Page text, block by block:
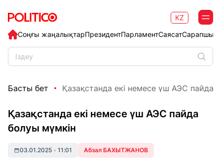
Соңғы жаңалықтарПрезидентПарламентСаясат
KZ
Басты бет Қазақстанда екі немесе үш АЭС пайда
Қазақстанда екі немесе үш АЭС пайда
болуы мүмкін
03.01.2025 • 11:01 Абзал БАХЫТЖАНОВ